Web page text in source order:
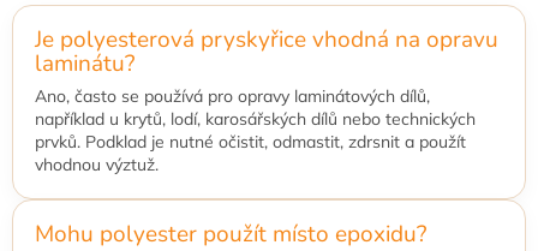
Je polyesterová pryskyřice vhodná na opravu
laminátu?
Ano, často se používá pro opravy laminátových dílů,
například u krytů, lodí, karosářských dílů nebo technických
prvků. Podklad je nutné očistit, odmastit, zdrsnit a použít
vhodnou výztuž.
Mohu polyester použít místo epoxidu?